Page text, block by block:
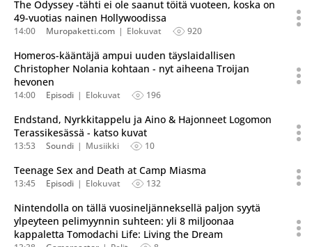
The Odyssey -tähti ei ole saanut töitä vuoteen, koska on
49-vuotias nainen Hollywoodissa
14:00 Muropaketti.com Elokuvat 920
Homeros-kääntäjä ampui uuden täyslaidallisen
Christopher Nolania kohtaan - nyt aiheena Troijan
hevonen
14:00 Episodi Elokuvat 196
Endstand, Nyrkkitappelu ja Aino & Hajonneet Logomon
Terassikesässä - katso kuvat
13:53 Soundi Musiikki 10
Teenage Sex and Death at Camp Miasma
13:45 Episodi Elokuvat 132
Nintendolla on tällä vuosineljänneksellä paljon syytä
ylpeyteen pelimyynnin suhteen: yli 8 miljoonaa
kappaletta Tomodachi Life: Living the Dream